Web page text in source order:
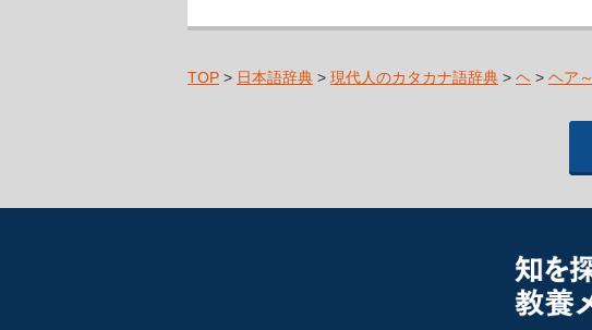
TOP > 日本語辞典 > 現代人のカタカナ語辞典 > ヘ > ヘア～